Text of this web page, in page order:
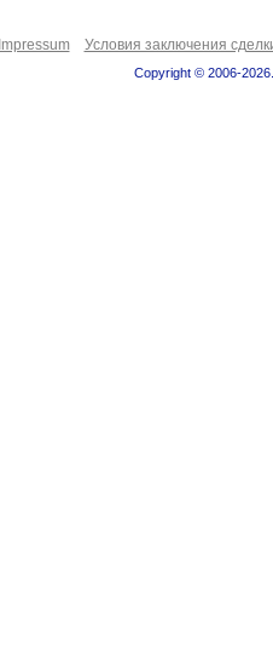
Impressum Условия заключения
Copyright © 2006-